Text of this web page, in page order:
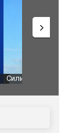
Неймар